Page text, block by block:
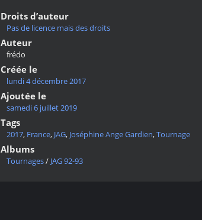
Droits d’auteur
Pas de licence mais des droits
Auteur
frédo
Créée le
lundi 4 décembre 2017
Ajoutée le
samedi 6 juillet 2019
Tags
2017, France, JAG, Joséphine Ange Gardien,Tournage
Albums
Tournages/ JAG 92-93